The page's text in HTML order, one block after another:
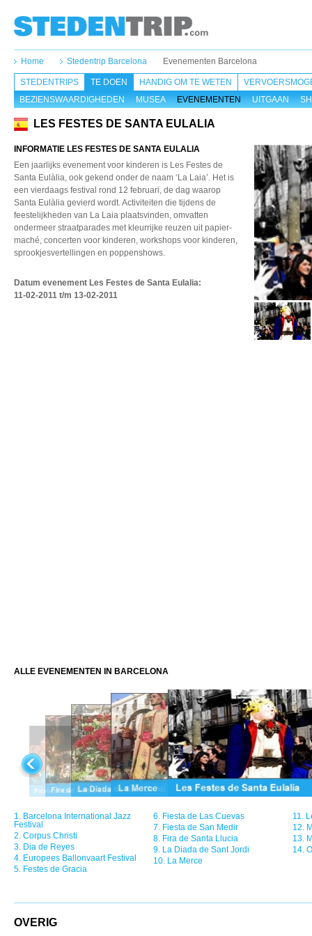
Home Stedentrip Barcelona Evenementen Barcelona
STEDENTRIPS
TE DOEN
BEZIENSWAARDIGHEDEN
MUSEA EVENEMENTEN UITGAAN
HANDIG OM TE WETEN
LES FESTES DE SANTA EULALIA
INFORMATIE LES FESTES DE SANTA EULALIA
Een jaarlijks evenement voor kinderen is Les Festes de
Santa Eulàlia, ook gekend onder de naam ‘La Laia’. Het is
een vierdaags festival rond 12 februari, de dag waarop
Santa Eulàlia gevierd wordt. Activiteiten die tijdens de
feestelijkheden van La Laia plaatsvinden, omvatten
ondermeer straatparades met kleurrijke reuzen uit papier-
maché, concerten voor kinderen, workshops voor kinderen,
sprookjesvertellingen en poppenshows.
Datum evenement Les Festes de Santa Eulalia:
11-02-2011 t/m 13-02-2011
ALLE EVENEMENTEN IN BARCELONA
1. Barcelona International Jazz
Festival
2. Corpus Christi
3. Dia de Reyes
4. Europees Ballonvaart Festival
5. Festes de Gracia
6. Fiesta de Las Cuevas
7. Fiesta de San Medir
8. Fira de Santa Llucia
9. La Diada de Sant Jordi
10. La Merce
11.
12.
13.
14.
OVERIG